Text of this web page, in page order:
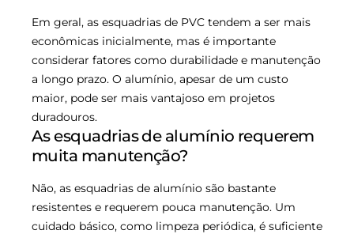
Em geral, as esquadrias de PVC tendem a ser mais
econômicas inicialmente, mas é importante
considerar fatores como durabilidade e manutenção
a longo prazo. O alumínio, apesar de um custo
maior, pode ser mais vantajoso em projetos
duradouros.
As esquadrias de alumínio requerem
muita manutenção?
Não, as esquadrias de alumínio são bastante
resistentes e requerem pouca manutenção. Um
cuidado básico, como limpeza periódica, é suficiente